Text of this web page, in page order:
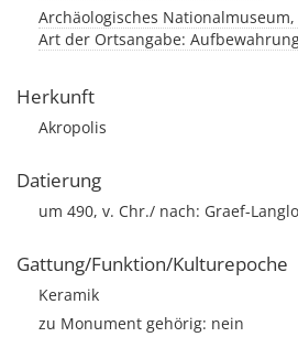
Archäologisches
Art der Ortsangabe:
Herkunft
Akropolis
Datierung
um 490, v. Chr./ nach: Graef-
Gattung/Funktion/Kulturepoche
Keramik
zu Monument gehörig: nein